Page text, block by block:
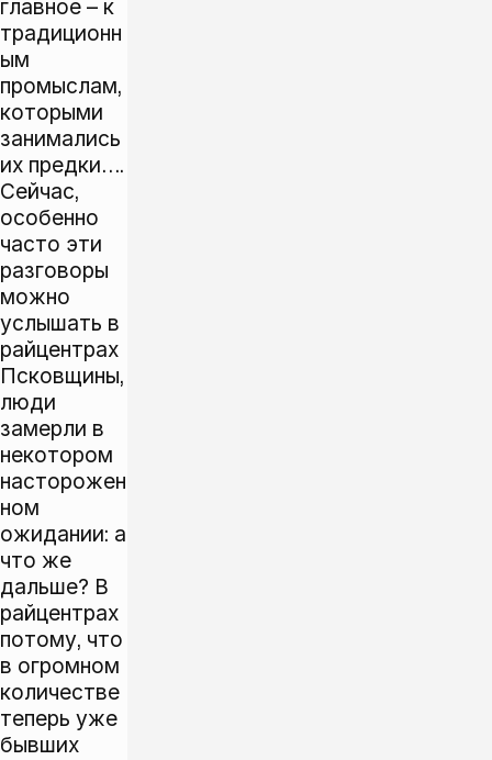
главное – к
традиционн
ым
промыслам,
которыми
занимались
их предки….
Сейчас,
особенно
часто эти
разговоры
можно
услышать в
райцентрах
Псковщины,
люди
замерли в
некотором
насторожен
ном
ожидании: а
что же
дальше? В
райцентрах
потому, что
в огромном
количестве
теперь уже
бывших